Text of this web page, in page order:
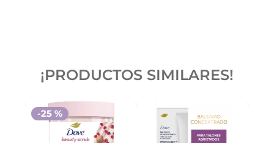
¡PRODUCTOS SIMILARES!
-25 %